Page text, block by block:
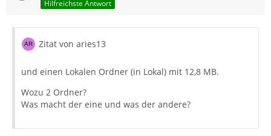
Hilfreichste Antwort
Zitat von aries13
und einen Lokalen Ordner (in Lokal) mit 12,8 MB.
Wozu 2 Ordner?
Was macht der eine und was der andere?